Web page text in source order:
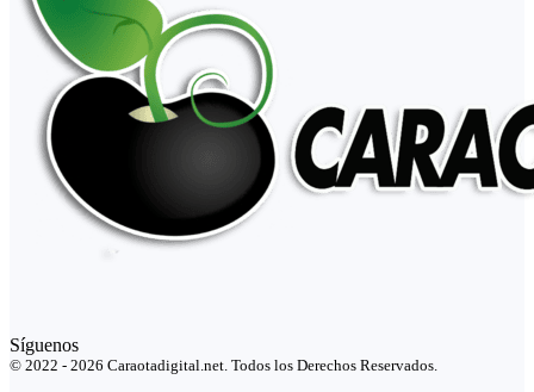
Síguenos
© 2022 - 2026 Caraotadigital.net. Todos los Derechos Reservados.